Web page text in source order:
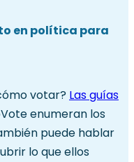
en política para
votar? Las guías
enumeran los
puede hablar
lo que ellos